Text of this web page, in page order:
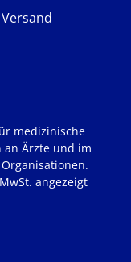
medizinische
an Ärzte und im
angezeigt